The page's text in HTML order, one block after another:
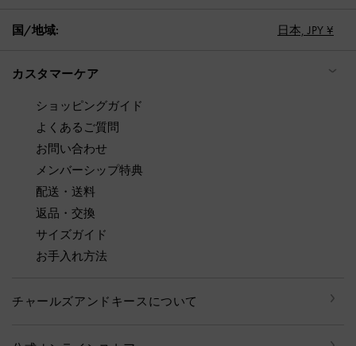
国/地域: 日本, JPY ¥
カスタマーケア
ショッピングガイド
よくあるご質問
お問い合わせ
メンバーシップ特典
配送・送料
返品・交換
サイズガイド
お手入れ方法
チャールズアンドキースについて